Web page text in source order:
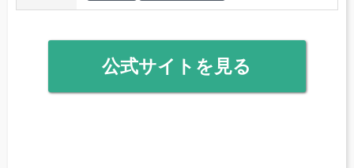
公式サイトを見る